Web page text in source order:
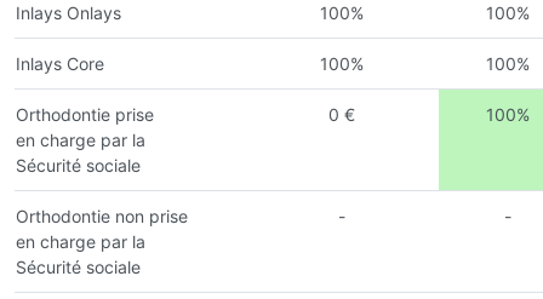
Inlays Onlays 100% 100%
Inlays Core 100% 100%
Orthodontie prise
en charge par la
Sécurité sociale
0 € 100%
Orthodontie non prise
en charge par la
Sécurité sociale
- -